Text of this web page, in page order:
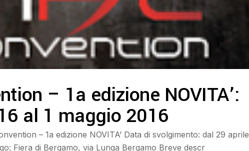
– 1a edizione NOVITA’:
al 1 maggio 2016
– 1a edizione NOVITA’ Data di svolgimento: dal 29 aprile
Fiera di Bergamo, via Lunga Bergamo Breve descr